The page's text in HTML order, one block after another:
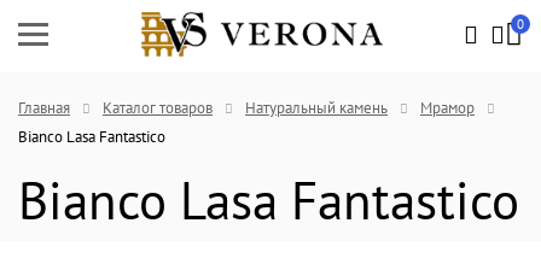
0
Главная Каталог товаров Натуральный камень
Мрамор
Bianco Lasa Fantastico
Bianco Lasa Fantastico